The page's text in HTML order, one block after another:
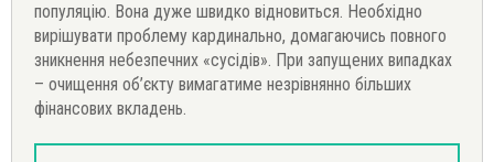
популяцію. Вона дуже швидко відновиться. Необхідно
вирішувати проблему кардинально, домагаючись повного
зникнення небезпечних «сусідів». При запущених випадках
– очищення об’єкту вимагатиме незрівнянно більших
фінансових вкладень.